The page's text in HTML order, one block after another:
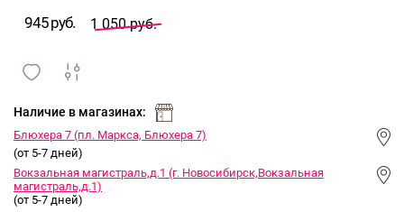
945 руб. 1 050 руб.
и
Наличие в магазинах:
Блюхера 7 (пл. Маркса, Блюхера 7)
(от 5-7 дней)
Вокзальная магистраль,д.1 (г. Новосибирск,Вокзальная
магистраль,д.1)
(от 5-7 дней)